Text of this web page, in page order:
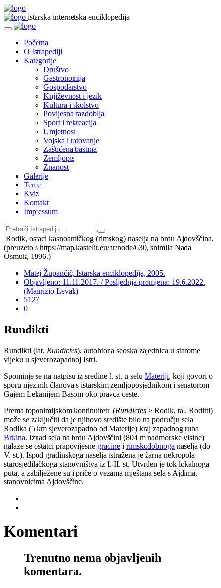
istarska internetska enciklopedija
Početna
O Istrapediji
Kategorije
Društvo
Gastronomija
Gospodarstvo
Književnost i jezik
Kultura i školstvo
Povijesna razdoblja
Sport i rekreacija
Umjetnost
Vojska i ratovanje
Zaštićena baština
Zemljopis
Znanost
Galerije
Teme
Kviz
Kontakt
Impressum
Rodik, ostaci kasnoantičkog (rimskog) naselja na brdu Ajdovščina,
(preuzeto s https://map.kastelir.eu/hr/node/630, snimila Nada
Osmuk, 1996.)
Matej Župančič, Istarska enciklopedija, 2005.
Objavljeno: 11.11.2017. / Posljednja promjena: 19.6.2022.
(Maurizio Levak)
5127
0
Rundikti
Rundikti (lat. Rundictes), autohtona seoska zajednica u starome
vijeku u sjeverozapadnoj Istri.
Spominje se na natpisu iz sredine I. st. u selu Materiji, koji govori o
sporu njezinih članova s istarskim zemljoposjednikom i senatorom
Gajem Lekanijem Basom oko pravca ceste.
Prema toponimijskom kontinuitetu (Rundictes > Rodik, tal. Roditti)
može se zaključiti da je njihovo središte bilo na području sela
Rodika (5 km sjeverozapadno od Materije) kraj zapadnog ruba
Brkina. Iznad sela na brdu Ajdovščini (804 m nadmorske visine)
nalaze se ostatci prapovijesne gradine i rimskodobnoga naselja (do
V. st.). Ispod gradinskoga naselja istražena je žarna nekropola
starosjedilačkoga stanovništva iz I.-II. st. Utvrđen je tok lokalnoga
puta, a zabilježene su i priče o vezama mještana sela s Ajdima,
stanovnicima Ajdovščine.
Komentari
Trenutno nema objavljenih
komentara.